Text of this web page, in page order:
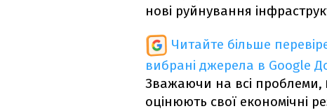
нові руйнування
Читайте більше
вибрані джерела в Google
Зважаючи на всі проблеми,
оцінюють свої економічні